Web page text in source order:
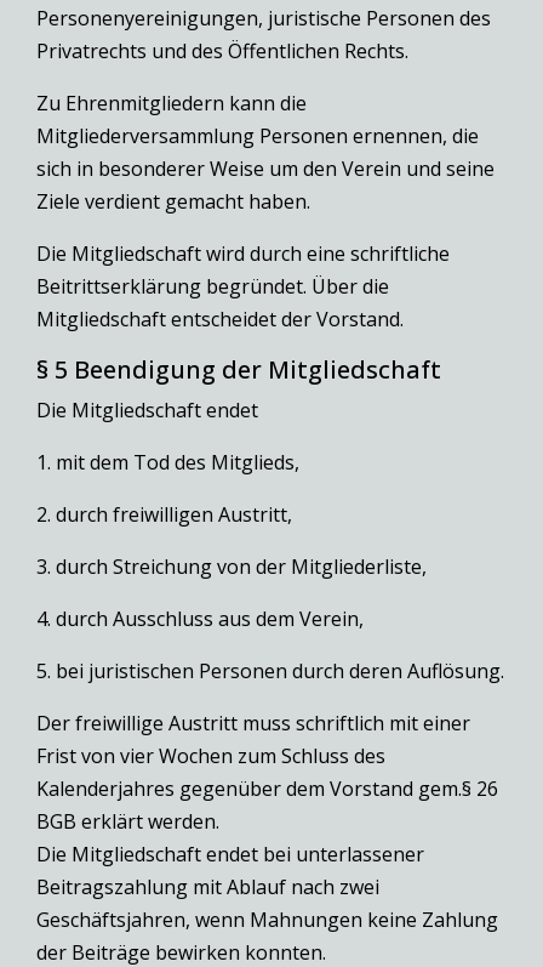
Personenyereinigungen, juristische Personen des
Privatrechts und des Öffentlichen Rechts.
Zu Ehrenmitgliedern kann die
Mitgliederversammlung Personen ernennen, die
sich in besonderer Weise um den Verein und seine
Ziele verdient gemacht haben.
Die Mitgliedschaft wird durch eine schriftliche
Beitrittserklärung begründet. Über die
Mitgliedschaft entscheidet der Vorstand.
§ 5 Beendigung der Mitgliedschaft
Die Mitgliedschaft endet
1. mit dem Tod des Mitglieds,
2. durch freiwilligen Austritt,
3. durch Streichung von der Mitgliederliste,
4. durch Ausschluss aus dem Verein,
5. bei juristischen Personen durch deren Auflösung.
Der freiwillige Austritt muss schriftlich mit einer
Frist von vier Wochen zum Schluss des
Kalenderjahres gegenüber dem Vorstand gem.§ 26
BGB erklärt werden.
Die Mitgliedschaft endet bei unterlassener
Beitragszahlung mit Ablauf nach zwei
Geschäftsjahren, wenn Mahnungen keine Zahlung
der Beiträge bewirken konnten.